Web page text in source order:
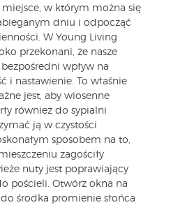
w którym można się
dniu i odpocząć
W Young Living
przekonani, że nasze
wpływ na
i nastawienie. To właśnie
jest, aby wiosenne
również do sypialni
ją w czystości
sposobem na to,
zagościły
nuty jest poprawiający
pościeli. Otwórz okna na
środka promienie słońca